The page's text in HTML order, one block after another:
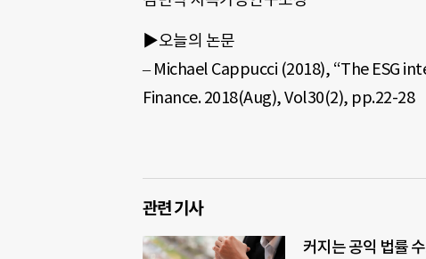
▶오늘의 논문
– Michael Cappucci (2018), “The ESG
Finance. 2018(Aug), Vol30(2), pp.22-28
관련 기사
커지는 공익 법률